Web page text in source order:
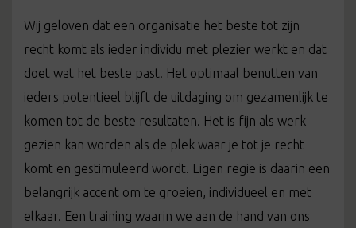
Wij geloven dat een organisatie het beste tot zijn
recht komt als ieder individu met plezier werkt en dat
doet wat het beste past. Het optimaal benutten van
ieders potentieel blijft de uitdaging om gezamenlijk te
komen tot de beste resultaten. Het is fijn als werk
gezien kan worden als de plek waar je tot je recht
komt en gestimuleerd wordt. Eigen regie is daarin een
belangrijk accent om te groeien, individueel en met
elkaar. Een training waarin we aan de hand van ons